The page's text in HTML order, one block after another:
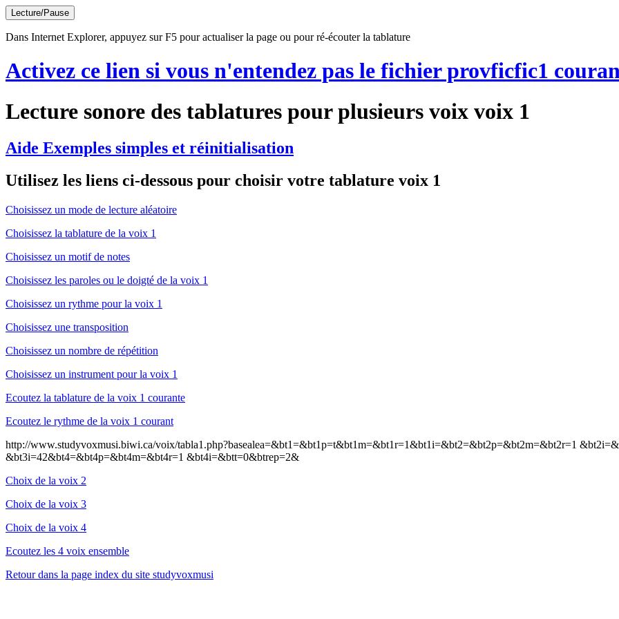
Lecture/Pause
Dans Internet Explorer, appuyez sur F5 pour actualiser la page ou pour ré-écouter la tablature
Activez ce lien si vous n'entendez pas le fichier provficfic1
Lecture sonore des tablatures pour plusieurs voix voix 1
Aide Exemples simples et réinitialisation
Utilisez les liens ci-dessous pour choisir votre tablature voix 1
Choisissez un mode de lecture aléatoire
Choisissez la tablature de la voix 1
Choisissez un motif de notes
Choisissez les paroles ou le doigté de la voix 1
Choisissez un rythme pour la voix 1
Choisissez une transposition
Choisissez un nombre de répétition
Choisissez un instrument pour la voix 1
Ecoutez la tablature de la voix 1 courante
Ecoutez le rythme de la voix 1 courant
http://www.studyvoxmusi.biwi.ca/voix/tabla1.php?basealea=&bt1=&bt1p=t&bt1m=&bt1r=1&bt1i=&bt2=&bt2p=&bt2m=&bt2r=1
&bt3i=42&bt4=&bt4p=&bt4m=&bt4r=1 &bt4i=&btt=0&btrep=2&
Choix de la voix 2
Choix de la voix 3
Choix de la voix 4
Ecoutez les 4 voix ensemble
Retour dans la page index du site studyvoxmusi